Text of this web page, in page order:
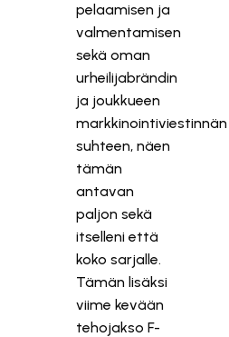
pelaamisen ja
valmentamisen
sekä oman
urheilijabrändin
ja joukkueen
markkinointiviestinnän
suhteen, näen
tämän
antavan
paljon sekä
itselleni että
koko sarjalle.
Tämän lisäksi
viime kevään
tehojakso F-